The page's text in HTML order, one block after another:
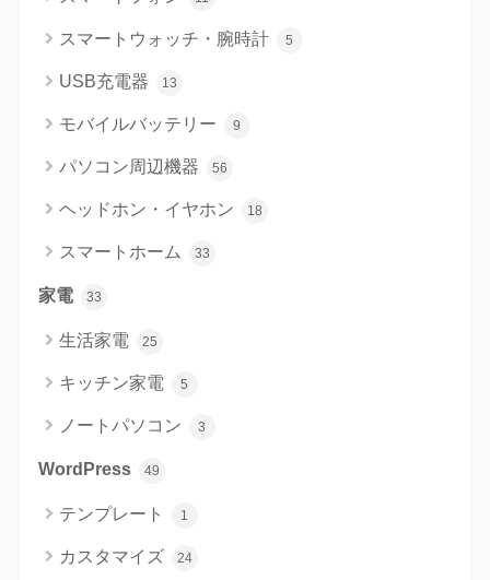
スマートウォッチ・腕時計 5
USB充電器 13
モバイルバッテリー 9
パソコン周辺機器 56
ヘッドホン・イヤホン 18
スマートホーム 33
家電 33
生活家電 25
キッチン家電 5
ノートパソコン 3
WordPress 49
テンプレート 1
カスタマイズ 24